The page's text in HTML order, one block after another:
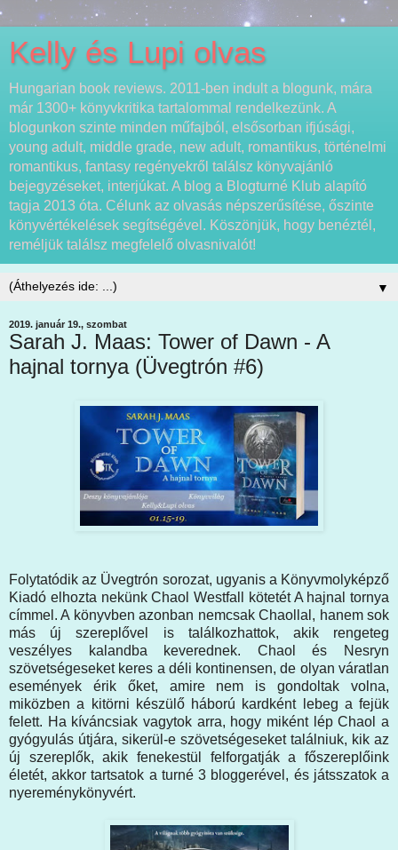
Kelly és Lupi olvas
Hungarian book reviews. 2011-ben indult a blogunk, mára
már 1300+ könyvkritika tartalommal rendelkezünk. A
blogunkon szinte minden műfajból, elsősorban ifjúsági,
young adult, middle grade, new adult, romantikus, történelmi
romantikus, fantasy regényekről találsz könyvajánló
bejegyzéseket, interjúkat. A blog a Blogturné Klub alapító
tagja 2013 óta. Célunk az olvasás népszerűsítése, őszinte
könyvértékelések segítségével. Köszönjük, hogy benéztél,
reméljük találsz megfelelő olvasnivalót!
▼
2019. január 19., szombat
Sarah J. Maas: Tower of Dawn - A
hajnal tornya (Üvegtrón #6)
Folytatódik az Üvegtrón sorozat, ugyanis a Könyvmolyképző
Kiadó elhozta nekünk Chaol Westfall kötetét A hajnal tornya
címmel. A könyvben azonban nemcsak Chaollal, hanem sok
más új szereplővel is találkozhattok, akik rengeteg
veszélyes kalandba keverednek. Chaol és Nesryn
szövetségeseket keres a déli kontinensen, de olyan váratlan
események érik őket, amire nem is gondoltak volna,
miközben a kitörni készülő háború kardként lebeg a fejük
felett. Ha kíváncsiak vagytok arra, hogy miként lép Chaol a
gyógyulás útjára, sikerül-e szövetségeseket találniuk, kik az
új szereplők, akik fenekestül felforgatják a főszereplőink
életét, akkor tartsatok a turné 3 bloggerével, és játsszatok a
nyereménykönyvért.